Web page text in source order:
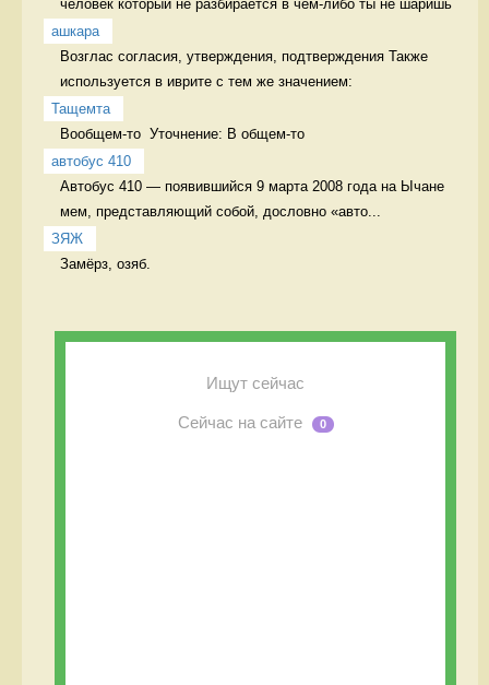
ашкара
Возглас согласия, утверждения, подтверждения Также
используется в иврите с тем же значением:
Тащемта
Вообщем-то  Уточнение: В общем-то
автобус 410
Автобус 410 — появившийся 9 марта 2008 года на Ычане
мем, представляющий собой, дословно «авто...
ЗЯЖ
Замёрз, озяб.
Ищут сейчас
Сейчас на сайте 0